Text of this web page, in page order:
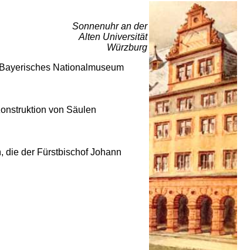
Sonnenuhr an der
Alten Universität
Würzburg
Nationalmuseum
von Säulen
die der Fürstbischof Johann